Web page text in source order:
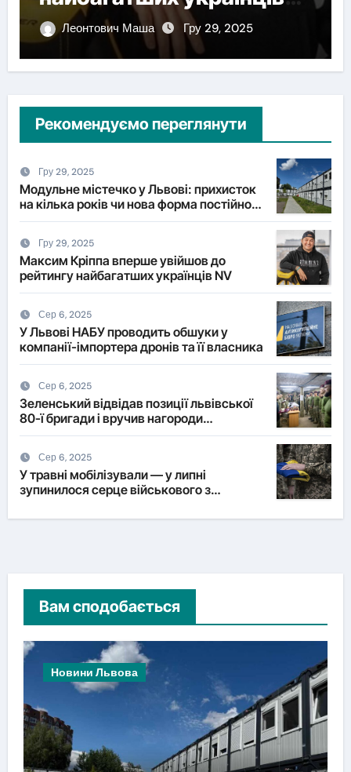
Маша Гру 29, 2025
Рекомендуємо переглянути
Гру 29, 2025
Модульне містечко у Львові: прихисток
на кілька років чи нова форма постійного
житла?
Гру 29, 2025
Максим Кріппа вперше увійшов до
рейтингу найбагатших українців NV
Сер 6, 2025
У Львові НАБУ проводить обшуки у
компанії-імпортера дронів та її власника
Сер 6, 2025
Зеленський відвідав позиції львівської
80-ї бригади і вручив нагороди
військовим
Сер 6, 2025
У травні мобілізували — у липні
зупинилося серце військового з
Вам сподобається
Новини Львова